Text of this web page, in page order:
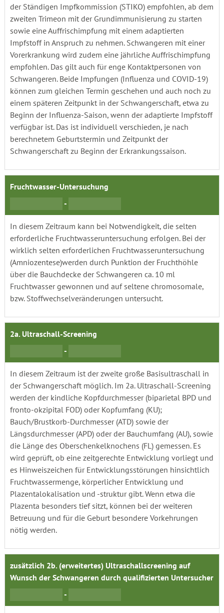
der Ständigen Impfkommission (STIKO) empfohlen, ab dem
zweiten Trimeon mit der Grundimmunisierung zu starten
sowie eine Auffrischimpfung mit einem adaptierten
Impfstoff in Anspruch zu nehmen. Schwangeren mit einer
Vorerkrankung wird zudem eine jährliche Auffrischimpfung
empfohlen. Das gilt auch für enge Kontaktpersonen von
Schwangeren. Beide Impfungen (Influenza und COVID-19)
können zum gleichen Termin geschehen und auch noch zu
einem späteren Zeitpunkt in der Schwangerschaft, etwa zu
Beginn der Influenza-Saison, wenn der adaptierte Impfstoff
verfügbar ist. Das ist individuell verschieden, je nach
berechnetem Geburtstermin und Zeitpunkt der
Schwangerschaft zu Beginn der Erkrankungssaison.
Fruchtwasser-Untersuchung
-
In diesem Zeitraum kann bei Notwendigkeit, die selten
erforderliche Fruchtwasseruntersuchung erfolgen. Bei der
wirklich selten erforderlichen Fruchtwasseruntersuchung
(Amniozentese)werden durch Punktion der Fruchthöhle
über die Bauchdecke der Schwangeren ca. 10 ml
Fruchtwasser gewonnen und auf seltene chromosomale,
bzw. Stoffwechselveränderungen untersucht.
2a. Ultraschall-Screening
-
In diesem Zeitraum ist der zweite große Basisultraschall in
der Schwangerschaft möglich. Im 2a. Ultraschall-Screening
werden der kindliche Kopfdurchmesser (biparietal BPD und
fronto-okzipital FOD) oder Kopfumfang (KU);
Bauch/Brustkorb-Durchmesser (ATD) sowie der
Längsdurchmesser (APD) oder der Bauchumfang (AU), sowie
die Länge des Oberschenkelknochens (FL) gemessen. Es
wird geprüft, ob eine zeitgerechte Entwicklung vorliegt und
es Hinweiszeichen für Entwicklungsstörungen hinsichtlich
Fruchtwassermenge, körperlicher Entwicklung und
Plazentalokalisation und -struktur gibt. Wenn etwa die
Plazenta besonders tief sitzt, können bei der weiteren
Betreuung und für die Geburt besondere Vorkehrungen
nötig werden.
zusätzlich 2b. (erweitertes) Ultraschallscreening auf
Wunsch der Schwangeren durch qualifizierten Untersucher
-